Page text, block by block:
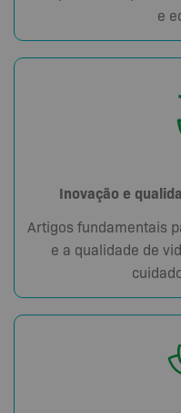
e
Inovação e
Artigos fundamentais
e a qualidade de